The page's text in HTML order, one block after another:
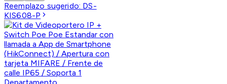
Reemplazo sugerido: DS-
KIS608-P